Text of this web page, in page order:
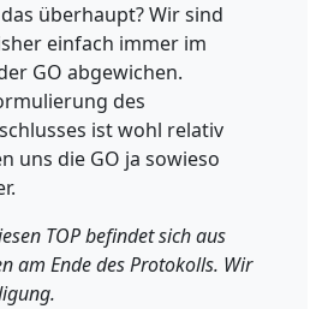
überhaupt? Wir sind
einfach immer im
GO abgewichen.
des
ist wohl relativ
uns die GO ja sowieso
TOP befindet sich aus
am Ende des Protokolls. Wir